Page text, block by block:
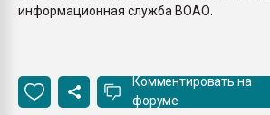
информационная служба ВОАО.
Комментировать на
форуме